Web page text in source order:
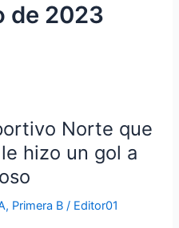
de 2023
Norte que
hizo un gol a
, Primera B / Editor01